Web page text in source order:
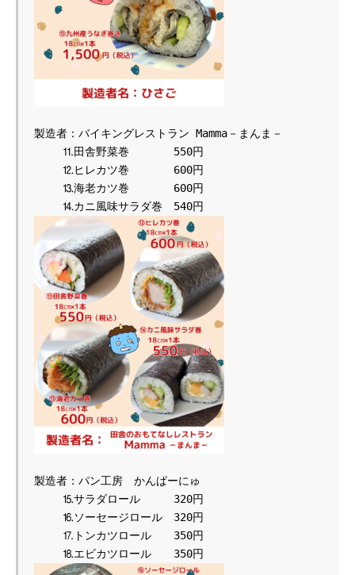
製造者：バイキングレストラン Mamma－まんま－
⒒田舎野菜巻　　　　550円
⒓ヒレカツ巻　　　　600円
⒔海老カツ巻　　　　600円
製造者：パン工房　かんぱーにゅ
⒖サラダロール　　　320円
⒗ソーセージロール　320円
⒘トンカツロール　　350円